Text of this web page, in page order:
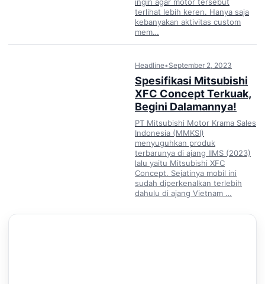
terlihat lebih keren. Hanya saja
kebanyakan aktivitas custom
mem…
Headline• September 2, 2023
Spesifikasi Mitsubishi
XFC Concept Terkuak,
Begini Dalamannya!
PT Mitsubishi Motor Krama Sales
Indonesia (MMKSI)
menyuguhkan produk
terbarunya di ajang IIMS (2023)
lalu yaitu Mitsubishi XFC
Concept. Sejatinya mobil ini
sudah diperkenalkan terlebih
dahulu di ajang Vietnam …